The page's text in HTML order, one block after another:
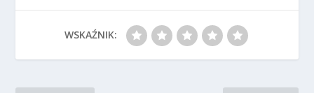
WSKAŹNIK: